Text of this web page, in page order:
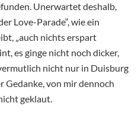
Unerwartet deshalb,
Love-Parade“, wie ein
„auch nichts erspart
es ginge nicht noch dicker,
nicht nur in Duisburg
von mir dennoch
geklaut.